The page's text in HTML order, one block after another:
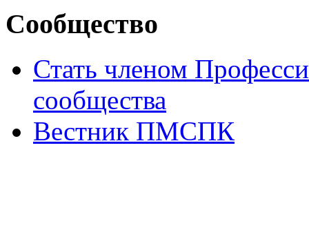
Сообщество
Стать членом
сообщества
Вестник ПМСПК